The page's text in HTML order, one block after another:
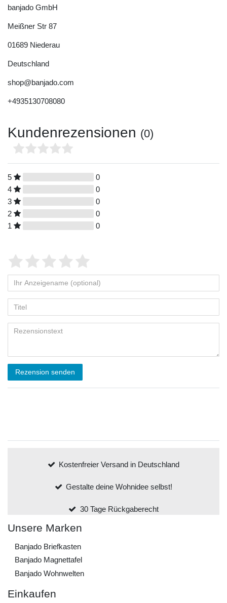
banjado GmbH
Meißner Str 87
01689 Niederau
Deutschland
shop@banjado.com
+4935130708080
Kundenrezensionen (0)
5
0
4
0
3
0
2
0
1
0
Rezension senden
Kostenfreier Versand in Deutschland
Gestalte deine Wohnidee selbst!
30 Tage Rückgaberecht
Unsere Marken
Banjado Briefkasten
Banjado Magnettafel
Banjado Wohnwelten
Einkaufen